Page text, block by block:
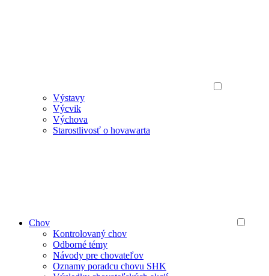
Výstavy
Výcvik
Výchova
Starostlivosť o hovawarta
Chov
Kontrolovaný chov
Odborné témy
Návody pre chovateľov
Oznamy poradcu chovu SHK